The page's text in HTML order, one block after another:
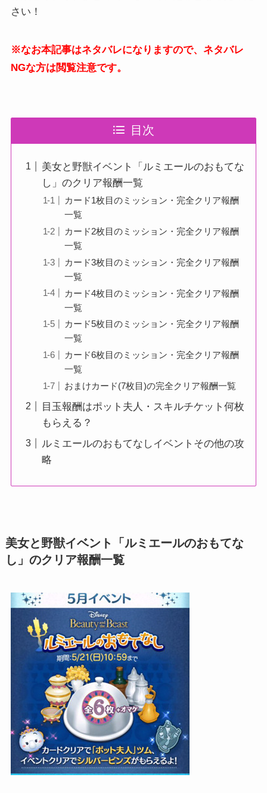
さい！
※なお本記事はネタバレになりますので、ネタバレ
NGな方は閲覧注意です。
目次
美女と野獣イベント「ルミエールのおもてな
し」のクリア報酬一覧
カード1枚目のミッション・完全クリア報酬
一覧
カード2枚目のミッション・完全クリア報酬
一覧
カード3枚目のミッション・完全クリア報酬
一覧
カード4枚目のミッション・完全クリア報酬
一覧
カード5枚目のミッション・完全クリア報酬
一覧
カード6枚目のミッション・完全クリア報酬
一覧
おまけカード(7枚目)の完全クリア報酬一覧
目玉報酬はポット夫人・スキルチケット何枚
もらえる？
ルミエールのおもてなしイベントその他の攻
略
美女と野獣イベント「ルミエールのおもてな
し」のクリア報酬一覧